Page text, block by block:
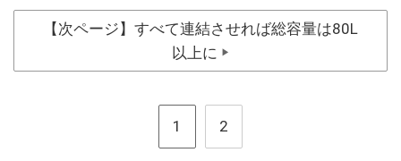
【次ページ】すべて連結させれば総容量は80L
以上に
▶
1 2